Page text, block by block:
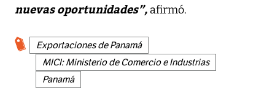
nuevas oportunidades”, afirmó.
Exportaciones de Panamá
MICI: Ministerio de Comercio e Industrias
Panamá